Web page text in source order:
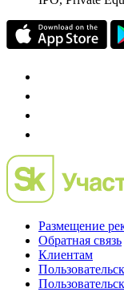
Размещение
Обратная связь
Клиентам